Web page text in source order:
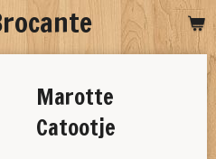
Marotte
Catootje